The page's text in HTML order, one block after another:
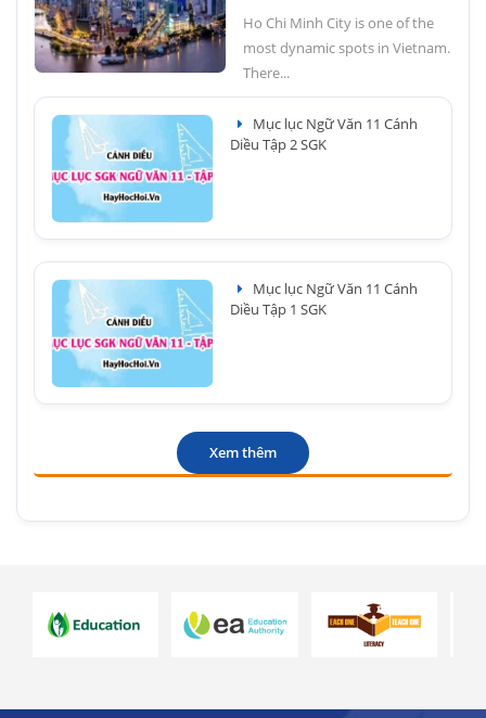
Ho Chi Minh City is one of the
most dynamic spots in Vietnam.
There...
Mục lục Ngữ Văn 11 Cánh
Diều Tập 2 SGK
Mục lục Ngữ Văn 11 Cánh
Diều Tập 1 SGK
Xem thêm